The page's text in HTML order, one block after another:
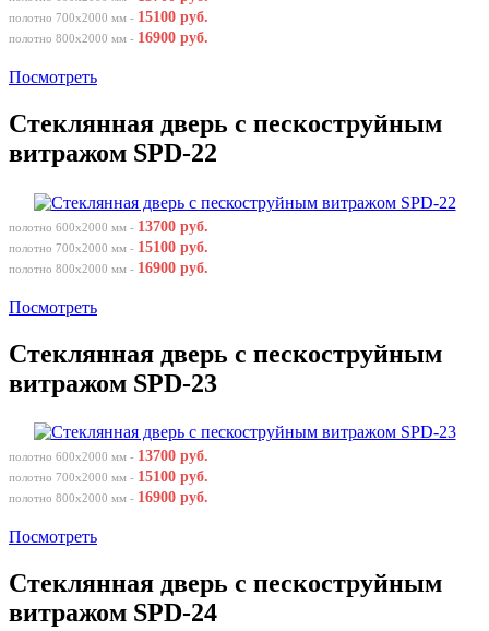
полотно 700х2000 мм - 15100 руб.
полотно 800х2000 мм - 16900 руб.
Посмотреть
Стеклянная дверь с пескоструйным
витражом SPD-22
полотно 600х2000 мм - 13700 руб.
полотно 700х2000 мм - 15100 руб.
полотно 800х2000 мм - 16900 руб.
Посмотреть
Стеклянная дверь с пескоструйным
витражом SPD-23
полотно 600х2000 мм - 13700 руб.
полотно 700х2000 мм - 15100 руб.
полотно 800х2000 мм - 16900 руб.
Посмотреть
Стеклянная дверь с пескоструйным
витражом SPD-24